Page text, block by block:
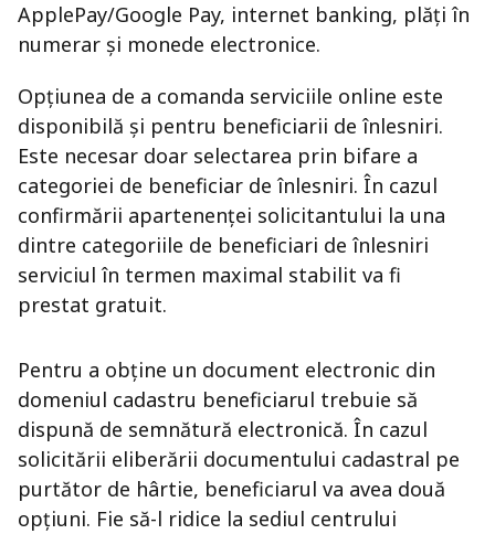
ApplePay/Google Pay, internet banking, plăți în
numerar și monede electronice.
Opțiunea de a comanda serviciile online este
disponibilă și pentru beneficiarii de înlesniri.
Este necesar doar selectarea prin bifare a
categoriei de beneficiar de înlesniri. În cazul
confirmării apartenenței solicitantului la una
dintre categoriile de beneficiari de înlesniri
serviciul în termen maximal stabilit va fi
prestat gratuit.
Pentru a obține un document electronic din
domeniul cadastru beneficiarul trebuie să
dispună de semnătură electronică. În cazul
solicitării eliberării documentului cadastral pe
purtător de hârtie, beneficiarul va avea două
opțiuni. Fie să-l ridice la sediul centrului